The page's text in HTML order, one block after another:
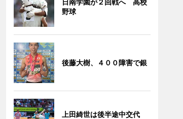
日南学園が２回戦へ 高校
野球
後藤大樹、４００障害で銀
上田綺世は後半途中交代